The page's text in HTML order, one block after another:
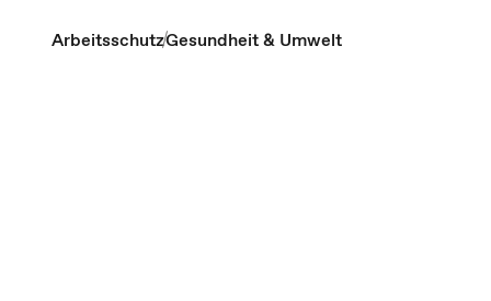
ArbeitsschutzGesundheit & Umwelt